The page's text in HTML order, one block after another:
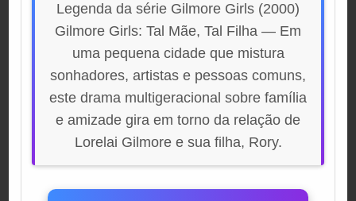
Legenda da série Gilmore Girls (2000)
Gilmore Girls: Tal Mãe, Tal Filha — Em
uma pequena cidade que mistura
sonhadores, artistas e pessoas comuns,
este drama multigeracional sobre família
e amizade gira em torno da relação de
Lorelai Gilmore e sua filha, Rory.